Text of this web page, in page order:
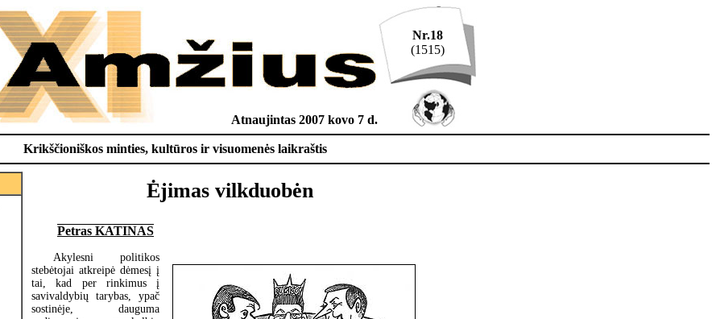
Atnaujintas 2007 kovo 7 d.
Nr.18
(1515)
Krikščioniškos minties, kultūros ir visuomenės laikraštis
Ėjimas vilkduobėn
Petras KATINAS
Akylesni politikos
stebėtojai atkreipė dėmesį į
tai, kad per rinkimus į
savivaldybių tarybas, ypač
sostinėje, dauguma